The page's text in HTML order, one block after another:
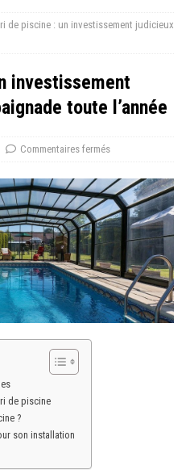
de piscine : un investissement judicieux
investissement
toute l’année
Commentaires fermés
de piscine
?
son installation